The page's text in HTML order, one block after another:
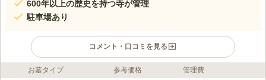
600年以上の歴史を持つ寺が管理
駐車場あり
コメント・口コミを見る
ライフドット編集部のコメント
お墓タイプ 参考価格 管理費